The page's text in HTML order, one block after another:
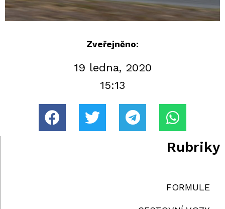
Zveřejněno:
19 ledna, 2020
15:13
Rubriky
FORMULE